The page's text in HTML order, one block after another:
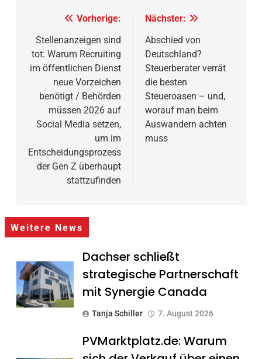
Beitragsnavigation
Vorherige:
Stellenanzeigen sind
tot: Warum Recruiting
im öffentlichen Dienst
neue Vorzeichen
benötigt / Behörden
müssen 2026 auf
Social Media setzen,
um im
Entscheidungsprozess
der Gen Z überhaupt
stattzufinden
Nächster:
Abschied von
Deutschland?
Steuerberater verrät
die besten
Steueroasen – und,
worauf man beim
Auswandern achten
muss
Weitere News
Dachser schließt
strategische Partnerschaft
mit Synergie Canada
Tanja Schiller 7. August 2026
PVMarktplatz.de: Warum